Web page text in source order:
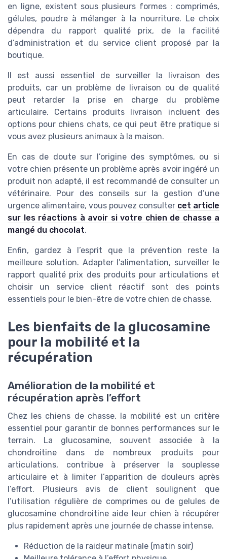
en ligne, existent sous plusieurs formes : comprimés,
gélules, poudre à mélanger à la nourriture. Le choix
dépendra du rapport qualité prix, de la facilité
d’administration et du service client proposé par la
boutique.
Il est aussi essentiel de surveiller la livraison des
produits, car un problème de livraison ou de qualité
peut retarder la prise en charge du problème
articulaire. Certains produits livraison incluent des
options pour chiens chats, ce qui peut être pratique si
vous avez plusieurs animaux à la maison.
En cas de doute sur l’origine des symptômes, ou si
votre chien présente un problème après avoir ingéré un
produit non adapté, il est recommandé de consulter un
vétérinaire. Pour des conseils sur la gestion d’une
urgence alimentaire, vous pouvez consulter cet article
sur les réactions à avoir si votre chien de chasse a
mangé du chocolat.
Enfin, gardez à l’esprit que la prévention reste la
meilleure solution. Adapter l’alimentation, surveiller le
rapport qualité prix des produits pour articulations et
choisir un service client réactif sont des points
essentiels pour le bien-être de votre chien de chasse.
Les bienfaits de la glucosamine
pour la mobilité et la
récupération
Amélioration de la mobilité et
récupération après l’effort
Chez les chiens de chasse, la mobilité est un critère
essentiel pour garantir de bonnes performances sur le
terrain. La glucosamine, souvent associée à la
chondroitine dans de nombreux produits pour
articulations, contribue à préserver la souplesse
articulaire et à limiter l’apparition de douleurs après
l’effort. Plusieurs avis de client soulignent que
l’utilisation régulière de comprimes ou de gelules de
glucosamine chondroitine aide leur chien à récupérer
plus rapidement après une journée de chasse intense.
Réduction de la raideur matinale (matin soir)